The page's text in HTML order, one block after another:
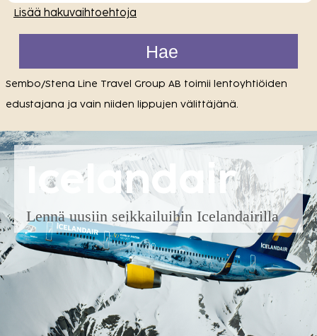
Lisää hakuvaihtoehtoja
Sembo/Stena Line Travel Group AB toimii lentoyhtiöiden
edustajana ja vain niiden lippujen välittäjänä.
Icelandair
Lennä uusiin seikkailuihin Icelandairilla